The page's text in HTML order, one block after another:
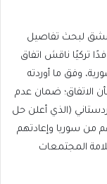
دمشق لبحث تفاصيل
تركيًا ناقش اتفاق
وفق ما أوردته
الاتفاق؛ ضمان عدم
(الذي أعلن حل
من سوريا وإعادتهم
المجتمعات